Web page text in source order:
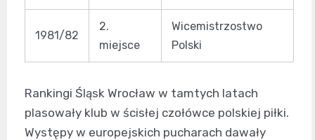
1981/82
2.
miejsce
Wicemistrzostwo
Polski
Rankingi Śląsk Wrocław w tamtych latach
plasowały klub w ścisłej czołówce polskiej piłki.
Występy w europejskich pucharach dawały